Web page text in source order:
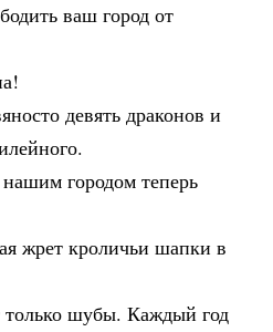
ваш город от
девять драконов и
городом теперь
жрет кроличьи шапки в
шубы. Каждый год